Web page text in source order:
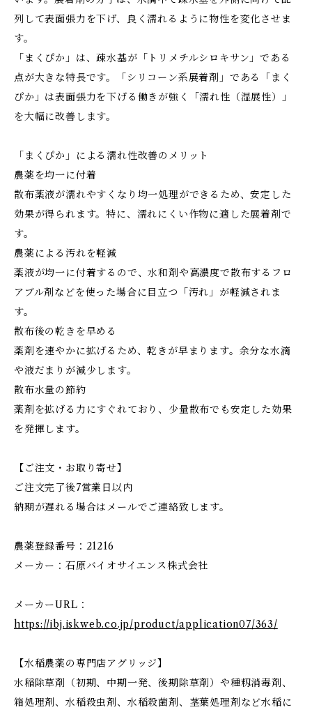
列して表面張力を下げ、良く濡れるように物性を変化させま
す。
「まくぴか」は、疎水基が「トリメチルシロキサン」である
点が大きな特長です。「シリコーン系展着剤」である「まく
ぴか」は表面張力を下げる働きが強く「濡れ性（湿展性）」
を大幅に改善します。
「まくぴか」による濡れ性改善のメリット
農薬を均一に付着
散布薬液が濡れやすくなり均一処理ができるため、安定した
効果が得られます。特に、濡れにくい作物に適した展着剤で
す。
農薬による汚れを軽減
薬液が均一に付着するので、水和剤や高濃度で散布するフロ
アブル剤などを使った場合に目立つ「汚れ」が軽減されま
す。
散布後の乾きを早める
薬剤を速やかに拡げるため、乾きが早まります。余分な水滴
や液だまりが減少します。
散布水量の節約
薬剤を拡げる力にすぐれており、少量散布でも安定した効果
を発揮します。
【ご注文・お取り寄せ】
ご注文完了後7営業日以内
納期が遅れる場合はメールでご連絡致します。
農薬登録番号：21216
メーカー：石原バイオサイエンス株式会社
メーカーURL：
https://ibj.iskweb.co.jp/product/application07/363/
【水稲農薬の専門店アグリッジ】
水稲除草剤（初期、中期一発、後期除草剤）や種籾消毒剤、
箱処理剤、水稲殺虫剤、水稲殺菌剤、茎葉処理剤など水稲に